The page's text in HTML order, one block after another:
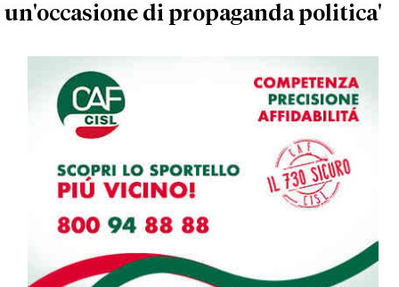
un'occasione di propaganda politica'